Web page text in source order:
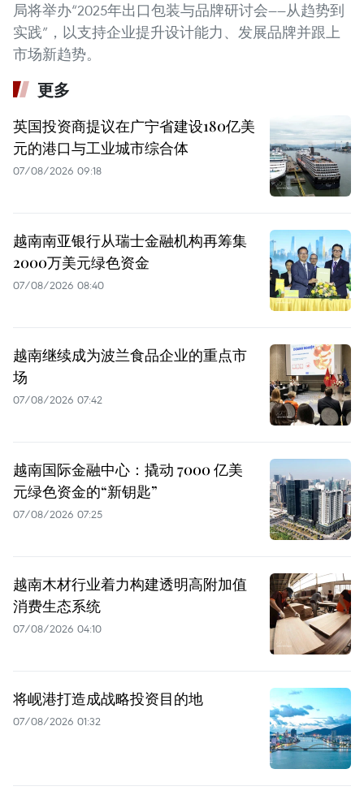
局将举办“2025年出口包装与品牌研讨会——从趋势到
实践”，以支持企业提升设计能力、发展品牌并跟上
市场新趋势。
更多
英国投资商提议在广宁省建设180亿美
元的港口与工业城市综合体
07/08/2026 09:18
越南南亚银行从瑞士金融机构再筹集
2000万美元绿色资金
07/08/2026 08:40
越南继续成为波兰食品企业的重点市
场
07/08/2026 07:42
越南国际金融中心：撬动 7000 亿美
元绿色资金的“新钥匙”
07/08/2026 07:25
越南木材行业着力构建透明高附加值
消费生态系统
07/08/2026 04:10
将岘港打造成战略投资目的地
07/08/2026 01:32